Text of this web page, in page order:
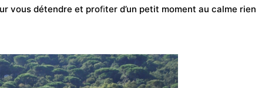
vous détendre et proﬁter d’un petit moment au calme rien